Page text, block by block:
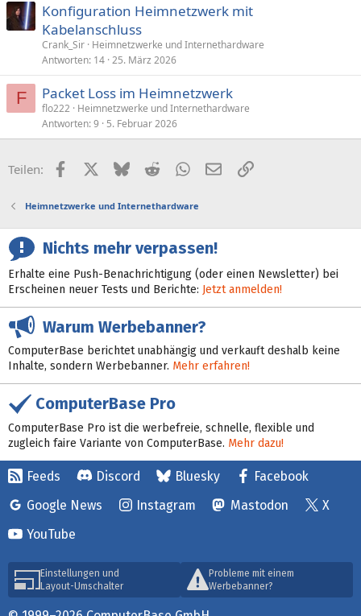
Konfiguration Heimnetzwerk mit
Kabelanschluss
Crank_Sir Heimnetzwerke und Internethardware
Antworten 14 25. März 2026
F Packet Loss im Heimnetzwerk
flo222 Heimnetzwerke und Internethardware
Antworten 9 5. Februar 2026
Teilen: FacebookX (Twitter)
BlueskyRedditWhatsApp
E-MailLink
Heimnetzwerke und Internethardware
Nichts mehr verpassen!
Erhalte eine Push-Benachrichtigung (oder einen Newsletter) bei
Erscheinen neuer Tests und Berichte: Jetzt anmelden!
Warum Werbebanner?
ComputerBase berichtet unabhängig und verkauft deshalb keine
Inhalte, sondern Werbebanner. Mehr erfahren!
ComputerBase Pro
ComputerBase Pro ist die werbefreie, schnelle, flexible und
zugleich faire Variante von ComputerBase. Mehr dazu!
Feeds Discord Bluesky
Facebook
Google News
Instagram Mastodon
X
YouTube
Einstellungen und
Layout-Umschalter
Probleme mit einem
Werbebanner?